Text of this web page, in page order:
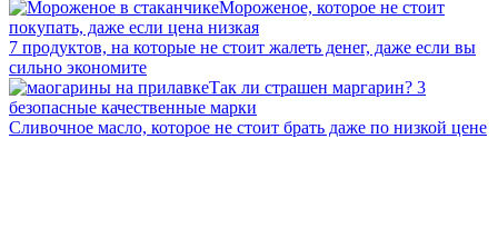
Мороженое, которое не стоит
покупать, даже если цена низкая
7 продуктов, на которые не стоит жалеть денег, даже если вы
сильно экономите
Так ли страшен маргарин? 3
безопасные качественные марки
Сливочное масло, которое не стоит брать даже по низкой цене